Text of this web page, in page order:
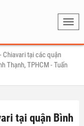
Chiavari tại các quận
Thạnh, TPHCM - Tuấn
tại quận Bình